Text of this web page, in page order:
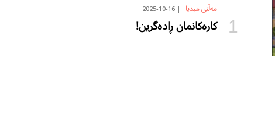
مەڵتی میدیا 2025-10-16
کارەکانمان ڕادەگرین!